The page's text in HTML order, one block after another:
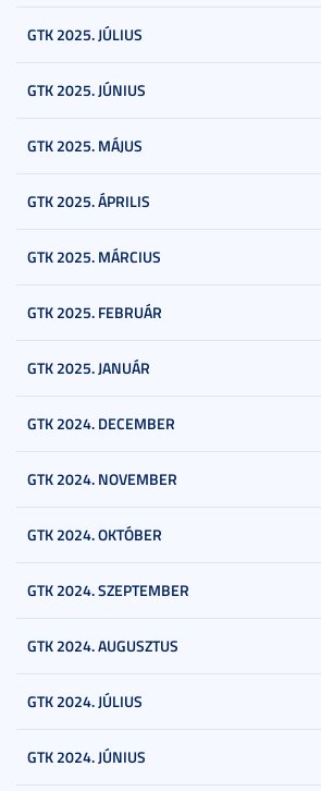
GTK 2025. JÚLIUS
GTK 2025. JÚNIUS
GTK 2025. MÁJUS
GTK 2025. ÁPRILIS
GTK 2025. MÁRCIUS
GTK 2025. FEBRUÁR
GTK 2025. JANUÁR
GTK 2024. DECEMBER
GTK 2024. NOVEMBER
GTK 2024. OKTÓBER
GTK 2024. SZEPTEMBER
GTK 2024. AUGUSZTUS
GTK 2024. JÚLIUS
GTK 2024. JÚNIUS